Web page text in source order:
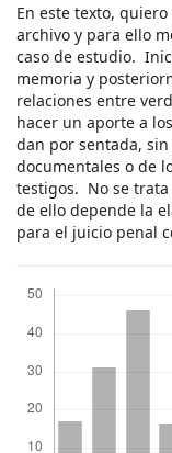
En este texto,
archivo y para ello
caso de estudio.
memoria y
relaciones entre
hacer un aporte a
dan por sentada,
documentales o de
testigos. No se
de ello depende la
para el juicio penal